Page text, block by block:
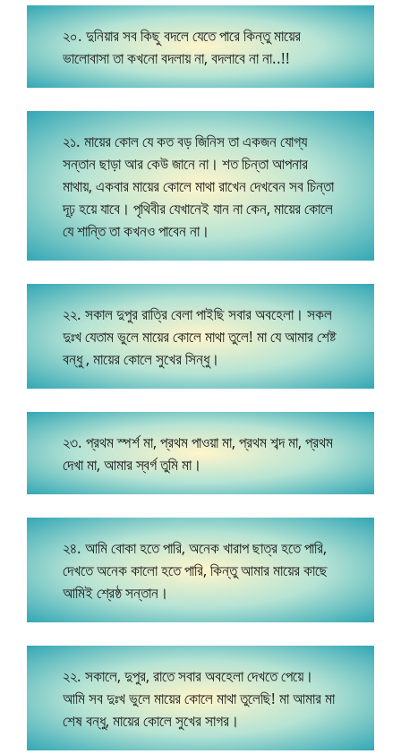
২০. দুনিয়ার সব কিছু বদলে যেতে পারে কিন্তু মায়ের
ভালোবাসা তা কখনো বদলায় না, বদলাবে না না..!!
২১. মায়ের কোল যে কত বড় জিনিস তা একজন যোগ্য
সন্তান ছাড়া আর কেউ জানে না। শত চিন্তা আপনার
মাথায়, একবার মায়ের কোলে মাথা রাখেন দেখবেন সব চিন্তা
দূঢ় হয়ে যাবে। পৃথিবীর যেখানেই যান না কেন, মায়ের কোলে
যে শান্তি তা কখনও পাবেন না।
২২. সকাল দুপুর রাত্রি বেলা পাইছি সবার অবহেলা। সকল
দুঃখ যেতাম ভুলে মায়ের কোলে মাথা তুলে! মা যে আমার শেষ্ট
বন্ধু , মায়ের কোলে সুখের সিন্ধু।
২৩. প্রথম স্পর্শ মা, প্রথম পাওয়া মা, প্রথম শব্দ মা, প্রথম
দেখা মা, আমার স্বর্গ তুমি মা।
২৪. আমি বোকা হতে পারি, অনেক খারাপ ছাত্র হতে পারি,
দেখতে অনেক কালো হতে পারি, কিন্তু আমার মায়ের কাছে
আমিই শ্রেষ্ঠ সন্তান।
২২. সকালে, দুপুর, রাতে সবার অবহেলা দেখতে পেয়ে।
আমি সব দুঃখ ভুলে মায়ের কোলে মাথা তুলেছি! মা আমার মা
শেষ বন্ধু, মায়ের কোলে সুখের সাগর।